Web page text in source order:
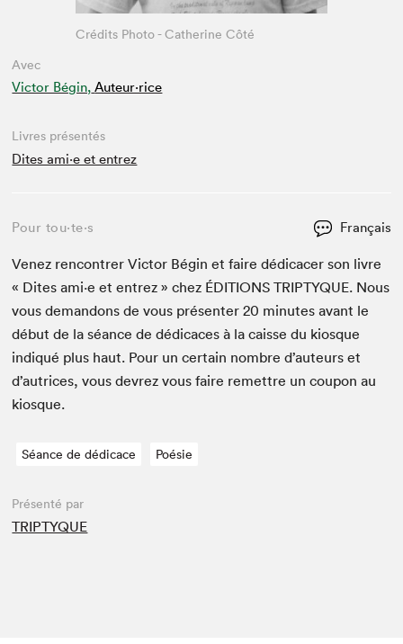
Avec
Victor Bégin, Auteur·rice
Crédits Photo - Catherine Côté
Livres présentés
Dites ami·e et entrez
Pour tou⋅te⋅s Français
Venez ren­con­tr­er Vic­tor Bégin et faire dédi­cac­er son livre
« Dites ami·e et entrez » chez ÉDI­TIONS TRIP­TYQUE. Nous
vous deman­dons de vous présen­ter20 min­utes avant le
début de la séance de dédi­caces à la caisse du kiosque
indiqué plus haut. Pour un cer­tain nom­bre d’auteurs et
d’autrices, vous devrez vous faire remet­tre un coupon au
kiosque.
Séance de dédicace Poésie
Présenté par
TRIPTYQUE